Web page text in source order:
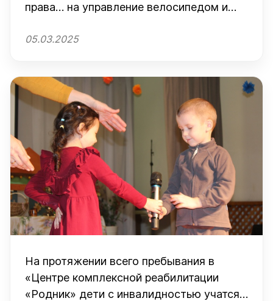
права… на управление велосипедом и
05.03.2025
На протяжении всего пребывания в
«Центре комплексной реабилитации
«Родник» дети с инвалидностью учатся